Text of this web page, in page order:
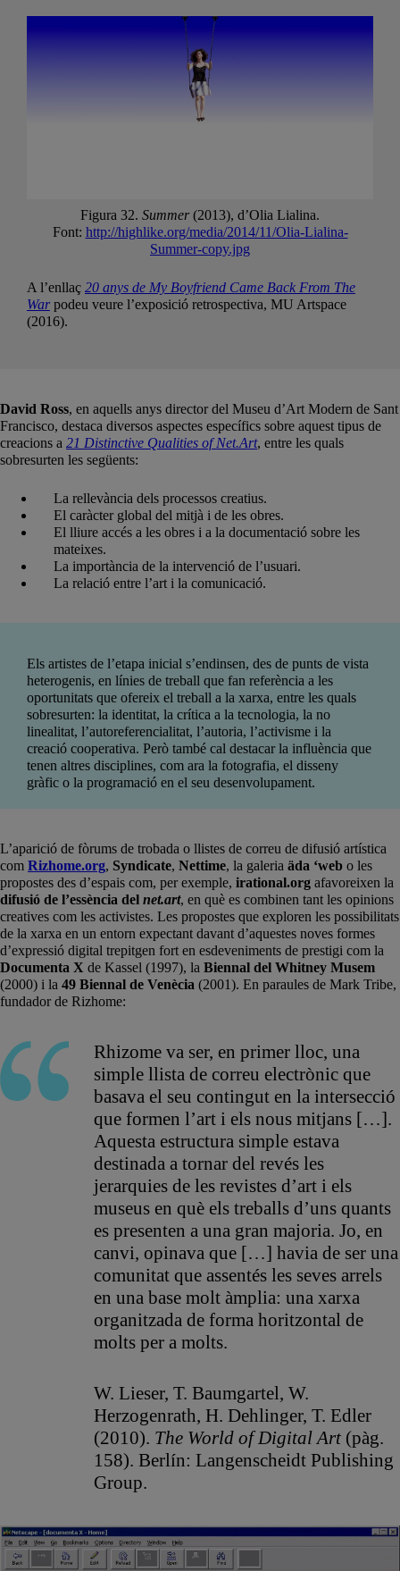
Figura 32. Summer (2013), d’Olia Lialina.
Font: http://highlike.org/media/2014/11/Olia-Lialina-
Summer-copy.jpg
A l’enllaç 20 anys de My Boyfriend Came Back From The
War podeu veure l’exposició retrospectiva, MU Artspace
(2016).
David Ross, en aquells anys director del Museu d’Art Modern de Sant
Francisco, destaca diversos aspectes específics sobre aquest tipus de
creacions a 21 Distinctive Qualities of Net.Art, entre les quals
sobresurten les següents:
La rellevància dels processos creatius.
El caràcter global del mitjà i de les obres.
El lliure accés a les obres i a la documentació sobre les
mateixes.
La importància de la intervenció de l’usuari.
La relació entre l’art i la comunicació.
Els artistes de l’etapa inicial s’endinsen, des de punts de vista
heterogenis, en línies de treball que fan referència a les
oportunitats que ofereix el treball a la xarxa, entre les quals
sobresurten: la identitat, la crítica a la tecnologia, la no
linealitat, l’autoreferencialitat, l’autoria, l’activisme i la
creació cooperativa. Però també cal destacar la influència que
tenen altres disciplines, com ara la fotografia, el disseny
gràfic o la programació en el seu desenvolupament.
L’aparició de fòrums de trobada o llistes de correu de difusió artística
com Rizhome.org, Syndicate, Nettime, la galeria äda ‘web o les
propostes des d’espais com, per exemple, irational.org afavoreixen la
difusió de l’essència del net.art, en què es combinen tant les opinions
creatives com les activistes. Les propostes que exploren les possibilitats
de la xarxa en un entorn expectant davant d’aquestes noves formes
d’expressió digital trepitgen fort en esdeveniments de prestigi com la
Documenta X de Kassel (1997), la Biennal del Whitney Musem
(2000) i la 49 Biennal de Venècia (2001). En paraules de Mark Tribe,
fundador de Rizhome:
Rhizome va ser, en primer lloc, una
simple llista de correu electrònic que
basava el seu contingut en la intersecció
que formen l’art i els nous mitjans […].
Aquesta estructura simple estava
destinada a tornar del revés les
jerarquies de les revistes d’art i els
museus en què els treballs d’uns quants
es presenten a una gran majoria. Jo, en
canvi, opinava que […] havia de ser una
comunitat que assentés les seves arrels
en una base molt àmplia: una xarxa
organitzada de forma horitzontal de
molts per a molts.
W. Lieser, T. Baumgartel, W.
Herzogenrath, H. Dehlinger, T. Edler
(2010). The World of Digital Art (pàg.
158). Berlín: Langenscheidt Publishing
Group.